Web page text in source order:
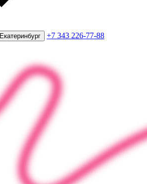
Екатеринбург +7 343 226-77-88